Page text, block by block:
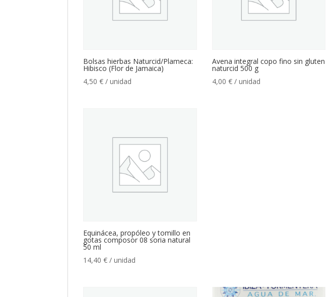
Bolsas hierbas Naturcid/Plameca:
Hibisco (Flor de Jamaica)
4,50€ / unidad
Avena integral copo fino sin gluten
naturcid 500 g
4,00 € / unidad
Equinácea, propóleo y tomillo en
gotas composor 08 soria natural
50 ml
14,40€ / unidad